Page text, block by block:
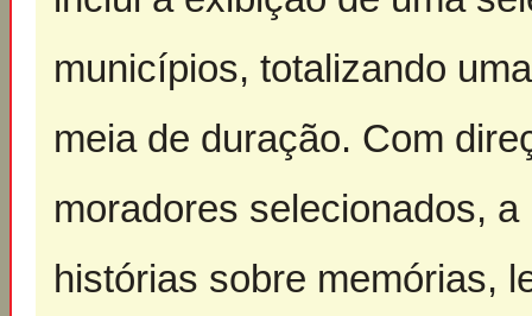
municípios, totalizando
meia de duração. Com
moradores selecionados,
histórias sobre memórias,